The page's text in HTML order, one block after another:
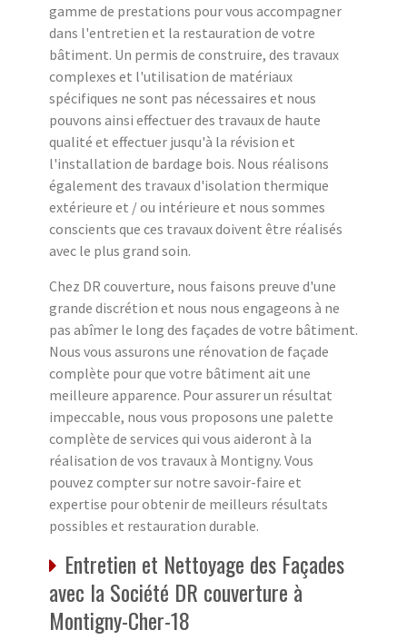
gamme de prestations pour vous accompagner
dans l'entretien et la restauration de votre
bâtiment. Un permis de construire, des travaux
complexes et l'utilisation de matériaux
spécifiques ne sont pas nécessaires et nous
pouvons ainsi effectuer des travaux de haute
qualité et effectuer jusqu'à la révision et
l'installation de bardage bois. Nous réalisons
également des travaux d'isolation thermique
extérieure et / ou intérieure et nous sommes
conscients que ces travaux doivent être réalisés
avec le plus grand soin.
Chez DR couverture, nous faisons preuve d'une
grande discrétion et nous nous engageons à ne
pas abîmer le long des façades de votre bâtiment.
Nous vous assurons une rénovation de façade
complète pour que votre bâtiment ait une
meilleure apparence. Pour assurer un résultat
impeccable, nous vous proposons une palette
complète de services qui vous aideront à la
réalisation de vos travaux à Montigny. Vous
pouvez compter sur notre savoir-faire et
expertise pour obtenir de meilleurs résultats
possibles et restauration durable.
Entretien et Nettoyage des Façades
avec la Société DR couverture à
Montigny-Cher-18